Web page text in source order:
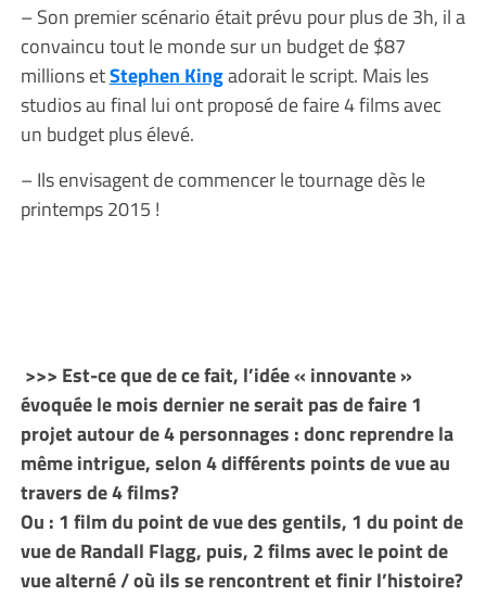
– Son premier scénario était prévu pour plus de 3h, il a
convaincu tout le monde sur un budget de $87
millions etStephen Kingadorait le script. Mais les
studios au final lui ont proposé de faire 4 films avec
un budget plus élevé.
– Ils envisagent de commencer le tournage dès le
printemps 2015 !
>>> Est-ce que de ce fait, l’idée « innovante »
évoquée le mois dernier ne serait pas de faire 1
projet autour de 4 personnages : donc reprendre la
même intrigue, selon 4 différents points de vue au
travers de 4 films?
Ou : 1 film du point de vue des gentils, 1 du point de
vue de Randall Flagg, puis, 2 films avec le point de
vue alterné / où ils se rencontrent et finir l’histoire?